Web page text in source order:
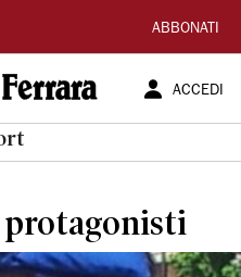
ABBONATI
ACCEDI
protagonisti